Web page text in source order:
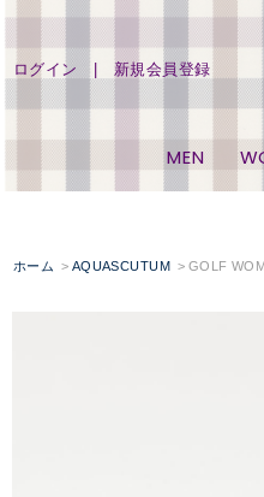
ログイン 新規会員登録
MEN
ホーム AQUASCUTUM GOLF